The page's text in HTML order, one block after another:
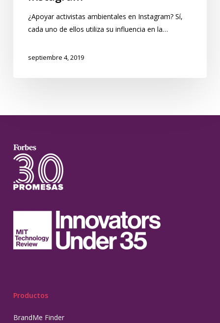
¿Apoyar activistas ambientales en Instagram? Sí,
cada uno de ellos utiliza su influencia en la…
septiembre 4, 2019
Productos
BrandMe Finder